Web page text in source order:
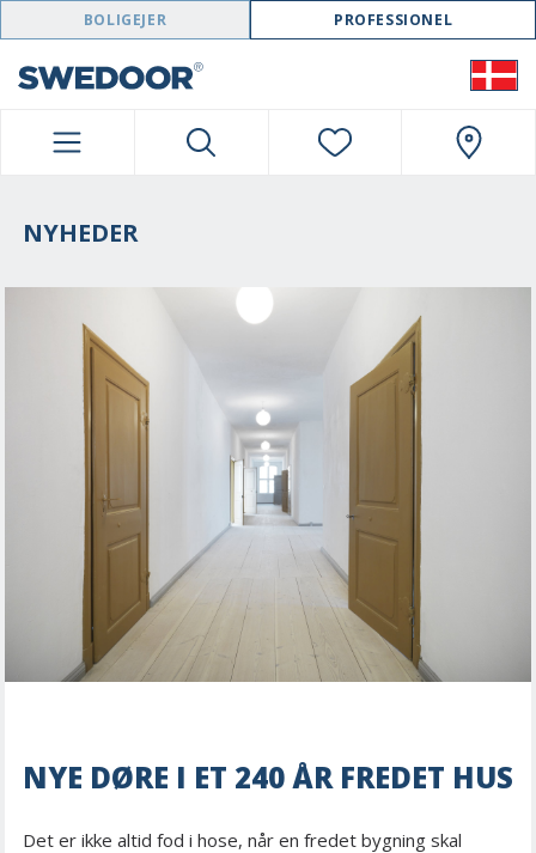
SWEDOOR NAVIGATION
BOLIGEJER PROFESSIONEL
NYHEDER
NYE DØRE I ET 240 ÅR FREDET HUS
Det er ikke altid fod i hose, når en fredet bygning skal